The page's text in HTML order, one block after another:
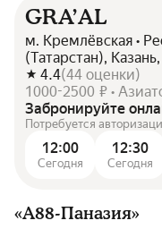
GRA’AL
м. Кремлёвская •
(Татарстан),
4.4(44 оценки)
1000-2500 ₽ •
Забронируйте
Потребуется
12:00
Сегодня
12:30
Сегодня
«А88-Паназия»